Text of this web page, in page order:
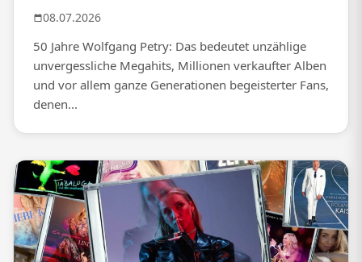
08.07.2026
50 Jahre Wolfgang Petry: Das bedeutet unzählige
unvergessliche Megahits, Millionen verkaufter Alben
und vor allem ganze Generationen begeisterter Fans,
denen...